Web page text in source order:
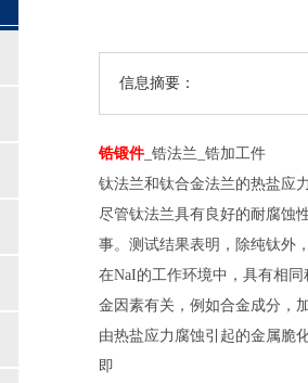
信息摘要：
锆锻件_锆法兰_锆加工件
钛法兰和钛合金法兰的热盐应
尽管钛法兰具有良好的耐腐蚀
事。测试结果表明，除纯钛外
在NaI的工作环境中，具有相
金因素有关，例如合金成分，
由热盐应力腐蚀引起的金属脆
即